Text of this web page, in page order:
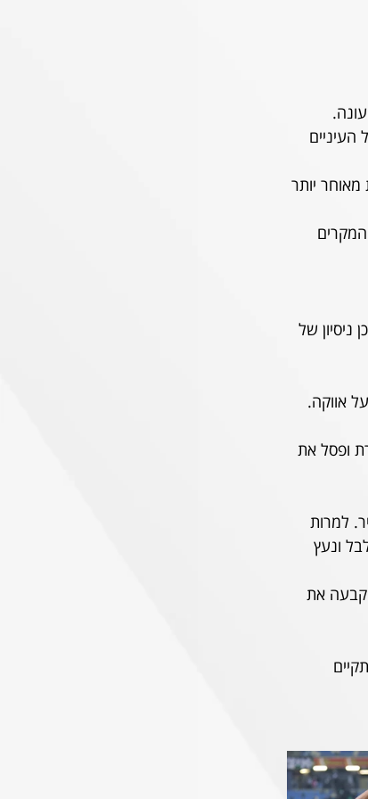
מאוחר יותר
המקרים
של
אווקה.
ופסל את
למרות
ונעץ
את אדליי ובכך קבעה את